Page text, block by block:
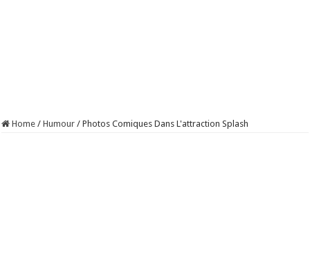
Home / Humour / Photos Comiques Dans L'attraction Splash